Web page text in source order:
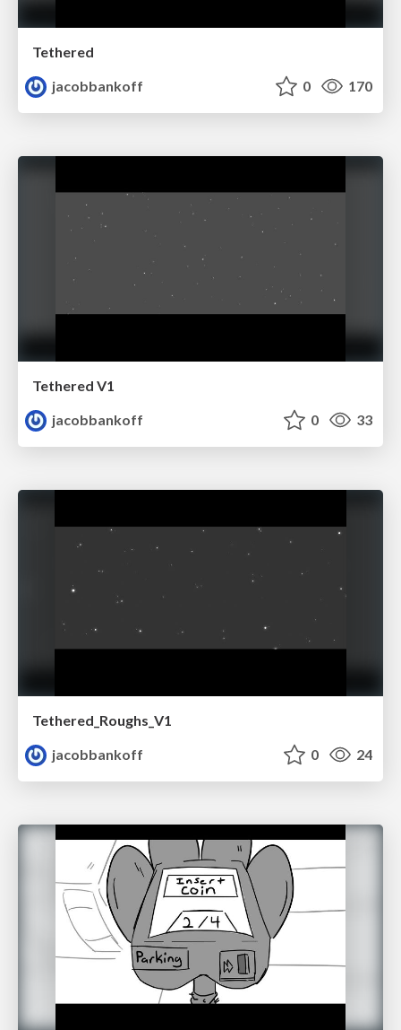
Tethered
jacobbankoff
0 170
Tethered V1
jacobbankoff
0 33
Tethered_Roughs_V1
jacobbankoff
0 24